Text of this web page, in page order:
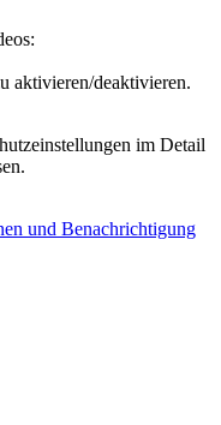
aktivieren/deaktivieren.
im Detail
und Benachrichtigung